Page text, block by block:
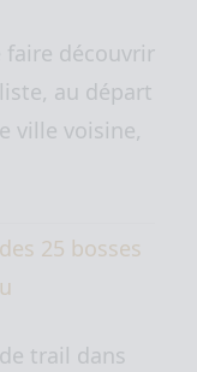
faire découvrir
au départ
ville voisine,
25 bosses
trail dans